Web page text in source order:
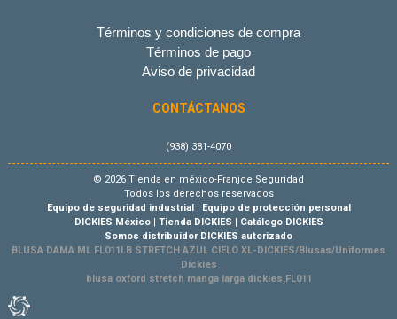
Términos y condiciones de compra
Términos de pago
Aviso de privacidad
CONTÁCTANOS
(938) 381-4070
© 2026 Tienda en méxico-Franjoe Seguridad
Todos los derechos reservados
Equipo de seguridad industrial| Equipo de protección personal
DICKIES México| Tienda DICKIES | Catálogo DICKIES
Somos distribuidor DICKIES autorizado
BLUSA DAMA ML FL011LB STRETCH AZUL CIELO XL-DICKIES/Blusas/Uniformes
Dickies
blusa oxford stretch manga larga dickies,FL011